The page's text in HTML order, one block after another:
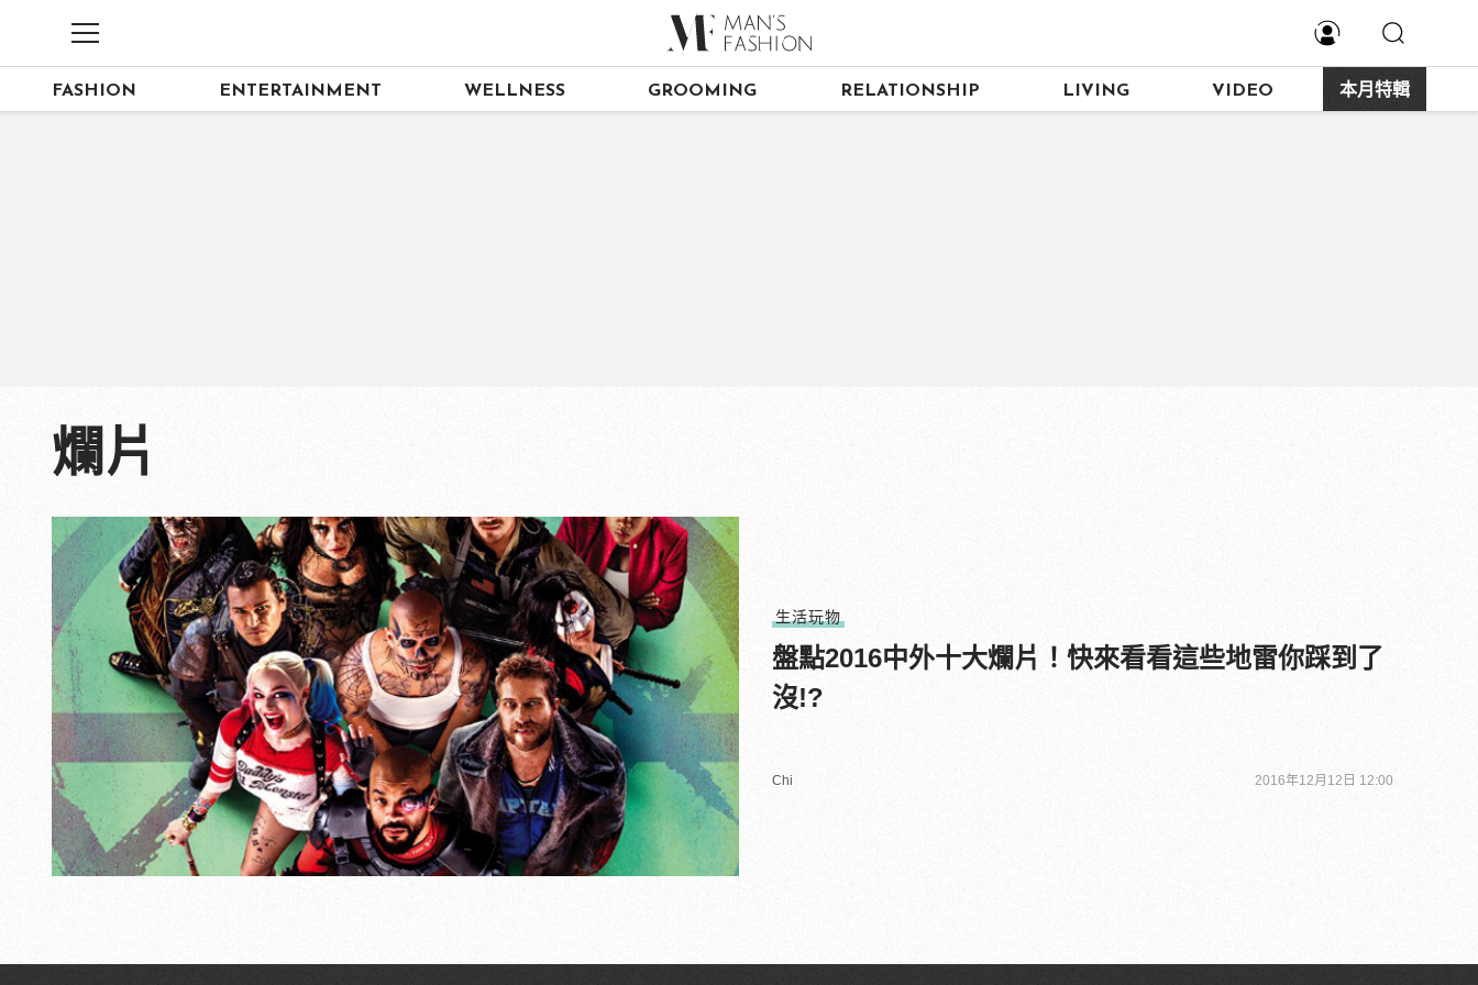
FASHION ENTERTAINMENT WELLNESS GROOMING RELATIONSHIP LIVING VIDEO 本月特輯
爛片
生活玩物
盤點2016中外十大爛片！快來看看這些地雷你踩到了
沒!?
Chi 2016年12月12日 12:00